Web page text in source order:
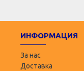
ИНФОРМАЦИЯ
За нас
Доставка